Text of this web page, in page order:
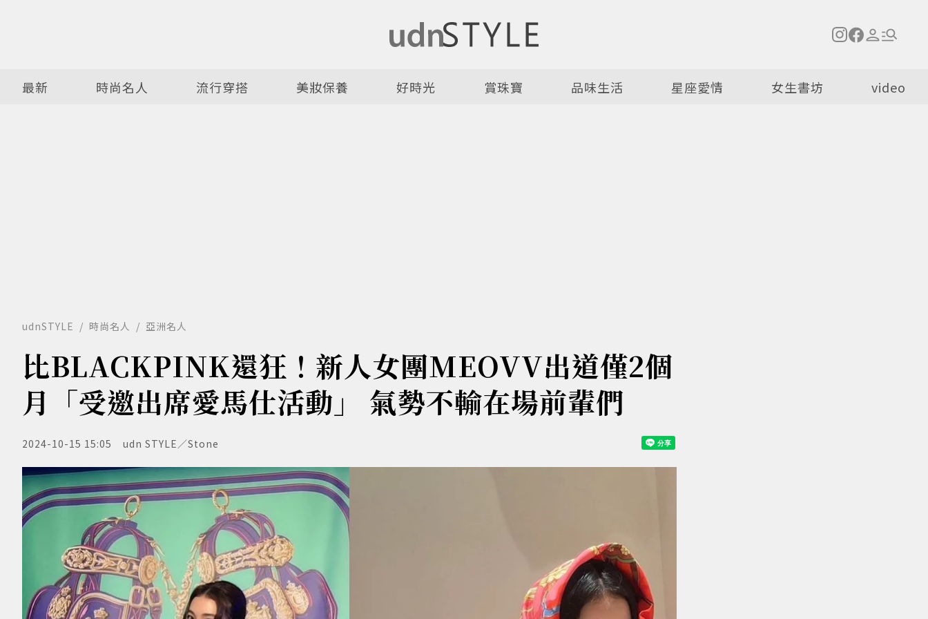
最新 時尚名人 流行穿搭 美妝保養 好時光 賞珠寶 品味生活 星座愛情 女生書坊 video
udnSTYLE 時尚名人 亞洲名人
比BLACKPINK還狂！新人女團MEOVV出道僅2個
月「受邀出席愛馬仕活動」 氣勢不輸在場前輩們
2024-10-15 15:05 udn STYLE／Stone